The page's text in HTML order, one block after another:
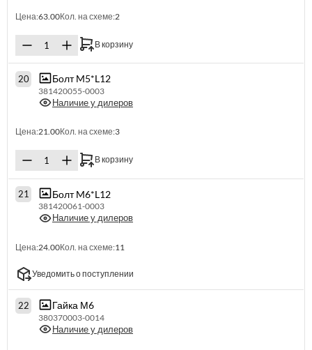
Цена:63.00Кол. на схеме:2
В корзину
20 Болт M5*L12
381420055-0003
Наличие у дилеров
Цена:21.00Кол. на схеме:3
В корзину
21 Болт M6*L12
381420061-0003
Наличие у дилеров
Цена:24.00Кол. на схеме:11
Уведомить о поступлении
22 Гайка М6
380370003-0014
Наличие у дилеров